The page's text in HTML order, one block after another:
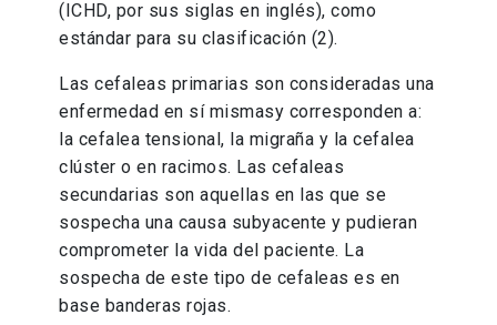
(ICHD, por sus siglas en inglés), como
estándar para su clasificación (2).
Las cefaleas primarias son consideradas una
enfermedad en sí mismasy corresponden a:
la cefalea tensional, la migraña y la cefalea
clúster o en racimos. Las cefaleas
secundarias son aquellas en las que se
sospecha una causa subyacente y pudieran
comprometer la vida del paciente. La
sospecha de este tipo de cefaleas es en
base banderas rojas.